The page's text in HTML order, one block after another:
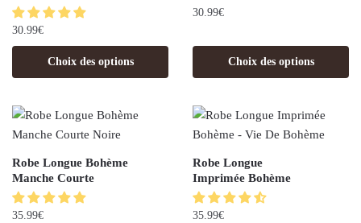
30.99€
Choix des options
30.99€
Choix des options
Robe Longue Bohème
Manche Courte
35.99€
Robe Longue
Imprimée Bohème
35.99€